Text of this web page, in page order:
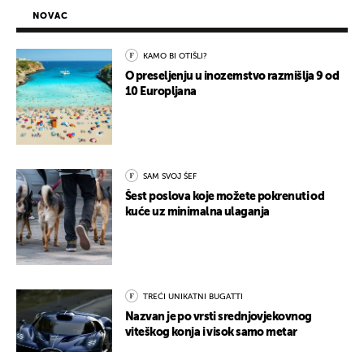
NOVAC
KAMO BI OTIŠLI?
O preseljenju u inozemstvo razmišlja 9 od
10 Europljana
SAM SVOJ ŠEF
Šest poslova koje možete pokrenuti od
kuće uz minimalna ulaganja
TREĆI UNIKATNI BUGATTI
Nazvan je po vrsti srednjovjekovnog
viteškog konja i visok samo metar